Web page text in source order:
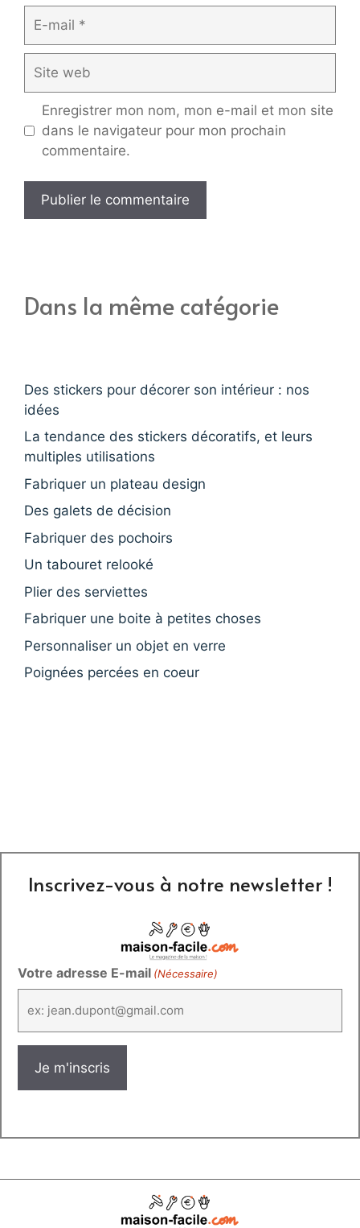
mail
web
Enregistrer mon nom, mon e-mail et mon site
dans le navigateur pour mon prochain
commentaire.
Dans la même catégorie
Des stickers pour décorer son intérieur : nos
idées
La tendance des stickers décoratifs, et leurs
multiples utilisations
Fabriquer un plateau design
Des galets de décision
Fabriquer des pochoirs
Un tabouret relooké
Plier des serviettes
Fabriquer une boite à petites choses
Personnaliser un objet en verre
Poignées percées en coeur
Inscrivez-vous à notre newsletter !
Votre adresse E-mail (Nécessaire)